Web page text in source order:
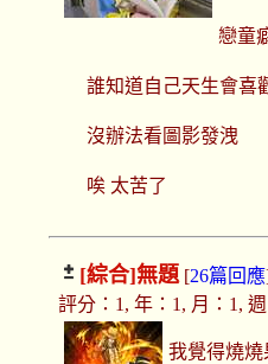
戀童
誰知道自己天生會喜
沒辦法看圖影發洩
唉 太苦了
[綜合]無題 [26篇回應
評分：1, 年：1, 月：1,
我覺得燒